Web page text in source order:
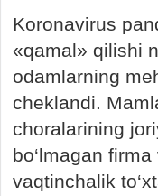
Koronavirus
«qamal» qilishi
odamlarning
cheklandi.
choralarining
bo‘lmagan
vaqtinchalik